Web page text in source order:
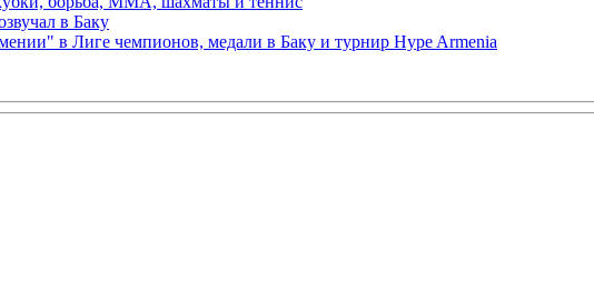
в Баку
в Лиге чемпионов, медали в Баку и турнир Hype Armenia